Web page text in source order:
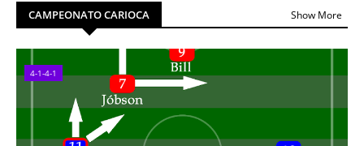
CAMPEONATO CARIOCA Show More
4-1-4-1